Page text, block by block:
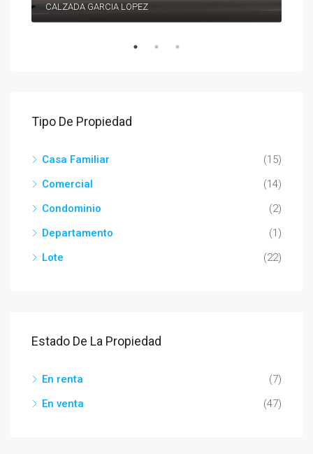
CALZADA GARCIA LOPEZ
Tipo De Propiedad
Casa Familiar
(15)
Comercial
(14)
Condominio
(2)
Departamento
(1)
Lote
(22)
Estado De La Propiedad
En renta
(7)
En venta
(47)